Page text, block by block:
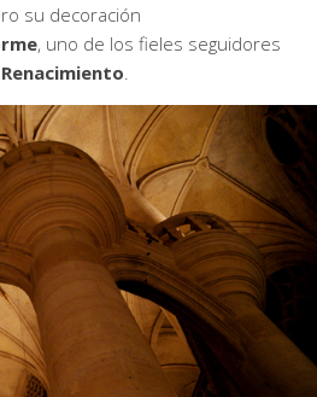
su decoración
, uno de los fieles seguidores
Renacimiento